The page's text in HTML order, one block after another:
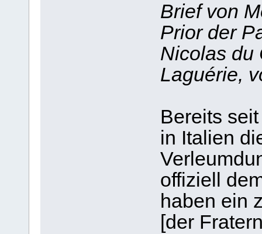
Brief von
Prior der
Nicolas du
Laguérie,
Bereits
in Italien
offiziell
haben ein
[der